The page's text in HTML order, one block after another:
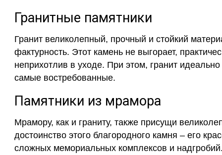
Гранитные памятники
Гранит великолепный, прочный и стойкий
фактурность. Этот камень не выгорает,
неприхотлив в уходе. При этом, гранит
самые востребованные.
Памятники из мрамора
Мрамору, как и граниту, также присущи
достоинство этого благородного камня – его
сложных мемориальных комплексов и